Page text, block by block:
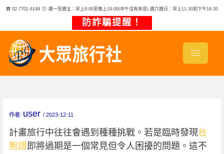
☎ 02-7701-6149 週一至週五：早上9:00至晚上19:00(中午沒有休息) 週六週日：早上11:30到下午16:30
防詐騙提醒！
作者: user / 2023-12-11
計畫旅行中往往會遇到種種挑戰。若是臨時發現台
胞證即將過期是一個常見但令人困擾的問題。這不